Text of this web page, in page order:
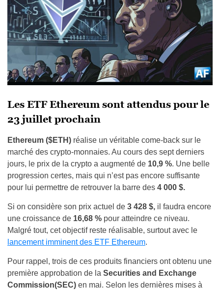
Les ETF Ethereum sont attendus pour le
23 juillet prochain
Ethereum ($ETH) réalise un véritable come-back sur le
marché des crypto-monnaies. Au cours des sept derniers
jours, le prix de la crypto a augmenté de 10,9 %. Une belle
progression certes, mais qui n’est pas encore suffisante
pour lui permettre de retrouver la barre des 4 000 $.
Si on considère son prix actuel de 3 428 $, il faudra encore
une croissance de 16,68 % pour atteindre ce niveau.
Malgré tout, cet objectif reste réalisable, surtout avec le
lancement imminent des ETF Ethereum.
Pour rappel, trois de ces produits financiers ont obtenu une
première approbation de la Securities and Exchange
Commission(SEC) en mai. Selon les dernières mises à